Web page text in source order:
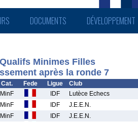
DOCUMENTS DÉVELOPPEMENT
Qualifs Minimes Filles
après la ronde 7
Cat. Fede Ligue Club
MinF IDF Lutèce Echecs
MinF IDF J.E.E.N.
MinF IDF J.E.E.N.